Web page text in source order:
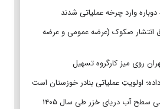
وارد چرخه عملیاتی شدند
انتشار صکوک (عرضه عمومی و عرضه
روی میز کارگروه تسهیل
اولویتِ عملیاتی بنادر خوزستان است
سطح آب دریای خزر طی سال ۱۴۰۵